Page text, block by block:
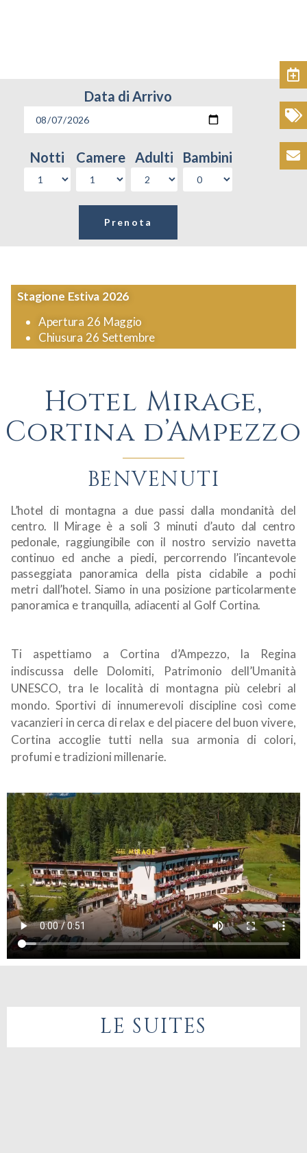
Promozioni
Contatti
Data di Arrivo
Notti Camere Adulti Bambini
Stagione Estiva 2026
Apertura 26 Maggio
Chiusura 26 Settembre
Hotel Mirage,
Cortina d’Ampezzo
BENVENUTI
L’hotel di montagna a due passi dalla mondanità del
centro. Il Mirage è a soli 3 minuti d’auto dal centro
pedonale, raggiungibile con il nostro servizio navetta
continuo ed anche a piedi, percorrendo l’incantevole
passeggiata panoramica della pista ciclabile a pochi
metri dall’hotel. Siamo in una posizione particolarmente
panoramica e tranquilla, adiacenti al Golf Cortina.
Ti aspettiamo a Cortina d’Ampezzo, la Regina
indiscussa delle Dolomiti, Patrimonio dell’Umanità
UNESCO, tra le località di montagna più celebri al
mondo. Sportivi di innumerevoli discipline così come
vacanzieri in cerca di relax e del piacere del buon vivere,
Cortina accoglie tutti nella sua armonia di colori,
profumi e tradizioni millenarie.
LE SUITES